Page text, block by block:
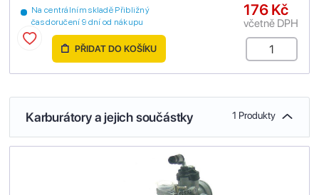
Na centrálním skladě Přibližný
čas doručení 9 dní od nákupu
176 Kč
včetně DPH
PŘIDAT DO KOŠÍKU
Karburátory a jejich součástky 1 Produkty